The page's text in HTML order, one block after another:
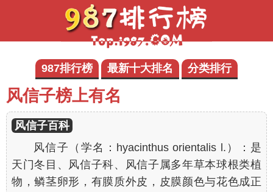
987排行榜 最新十大排名 分类排行
风信子榜上有名
风信子百科
风信子（学名： hyacinthus orientalis l.）：是
天门冬目、风信子科、风信子属多年草本球根类植
物，鳞茎卵形，有膜质外皮，皮膜颜色与花色成正